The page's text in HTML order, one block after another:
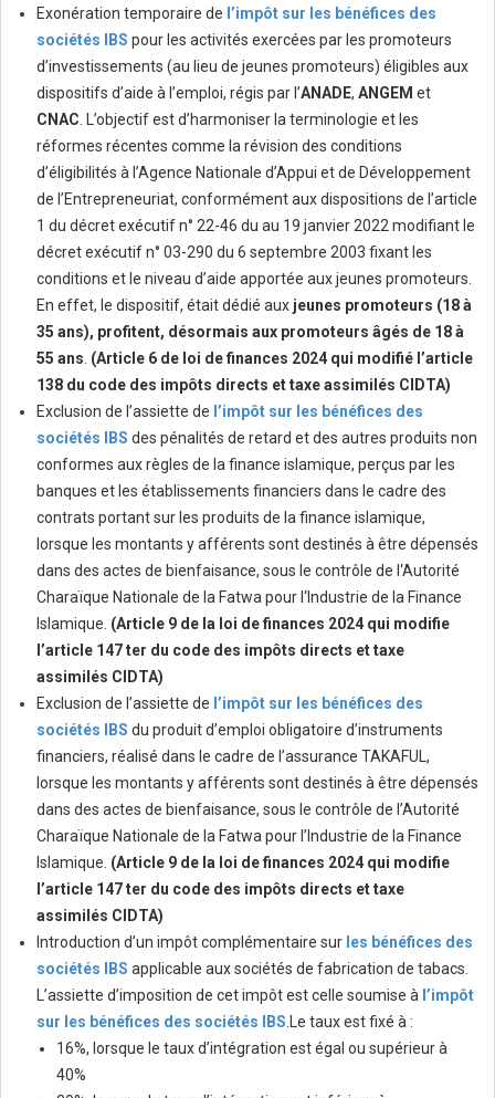
Exonération temporaire de l’impôt sur les bénéfices des
sociétés IBS pour les activités exercées par les promoteurs
d’investissements (au lieu de jeunes promoteurs) éligibles aux
dispositifs d’aide à l’emploi, régis par l’ANADE, ANGEM et
CNAC . L’objectif est d’harmoniser la terminologie et les
réformes récentes comme la révision des conditions
d’éligibilités à l’Agence Nationale d’Appui et de Développement
de l’Entrepreneuriat, conformément aux dispositions de l’article
1 du décret exécutif n° 22-46 du au 19 janvier 2022 modifiant le
décret exécutif n° 03-290 du 6 septembre 2003 fixant les
conditions et le niveau d’aide apportée aux jeunes promoteurs.
En effet, le dispositif, était dédié aux jeunes promoteurs (18 à
35 ans), profitent, désormais aux promoteurs âgés de 18 à
55 ans (Article 6 de loi de finances 2024 qui modifié l’article
138 du code des impôts directs et taxe assimilés CIDTA)
Exclusion de l’assiette de l’impôt sur les bénéfices des
sociétés IBS des pénalités de retard et des autres produits non
conformes aux règles de la finance islamique, perçus par les
banques et les établissements financiers dans le cadre des
contrats portant sur les produits de la finance islamique,
lorsque les montants y afférents sont destinés à être dépensés
dans des actes de bienfaisance, sous le contrôle de l‘Autorité
Charaïque Nationale de la Fatwa pour l‘Industrie de la Finance
Islamique. (Article 9 de la loi de finances 2024 qui modifie
l’article 147 ter du code des impôts directs et taxe
assimilés CIDTA)
Exclusion de l’assiette de l’impôt sur les bénéfices des
sociétés IBS du produit d’emploi obligatoire d’instruments
financiers, réalisé dans le cadre de l’assurance TAKAFUL,
lorsque les montants y afférents sont destinés à être dépensés
dans des actes de bienfaisance, sous le contrôle de l’Autorité
Charaïque Nationale de la Fatwa pour l’Industrie de la Finance
Islamique. (Article 9 de la loi de finances 2024 qui modifie
l’article 147 ter du code des impôts directs et taxe
assimilés CIDTA)
Introduction d’un impôt complémentaire sur les bénéfices des
sociétés IBS applicable aux sociétés de fabrication de tabacs.
L’assiette d’imposition de cet impôt est celle soumise à l’impôt
sur les bénéfices des sociétés IBS .Le taux est fixé à :
16%, lorsque le taux d’intégration est égal ou supérieur à
40%